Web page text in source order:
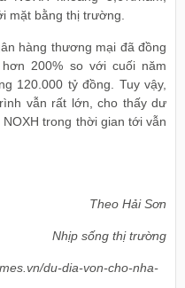
mặt bằng thị trường.
hàng thương mại đã đồng
200% so với cuối năm
120.000 tỷ đồng. Tuy vậy,
vẫn rất lớn, cho thấy dư
trong thời gian tới vẫn
Theo Hải Sơn
Nhịp sống thị trường
du-dia-von-cho-nha-